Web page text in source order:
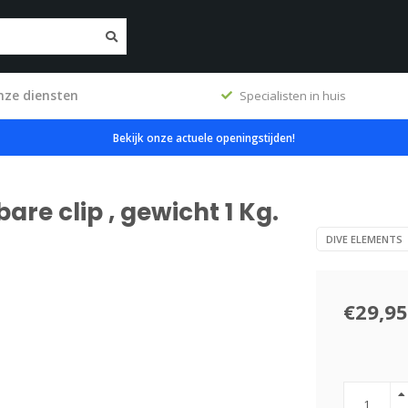
diensten Specialisten in huis
Bekijk onze actuele openingstijden!
clip , gewicht 1 Kg.
DIVE ELEMENTS
€29,95